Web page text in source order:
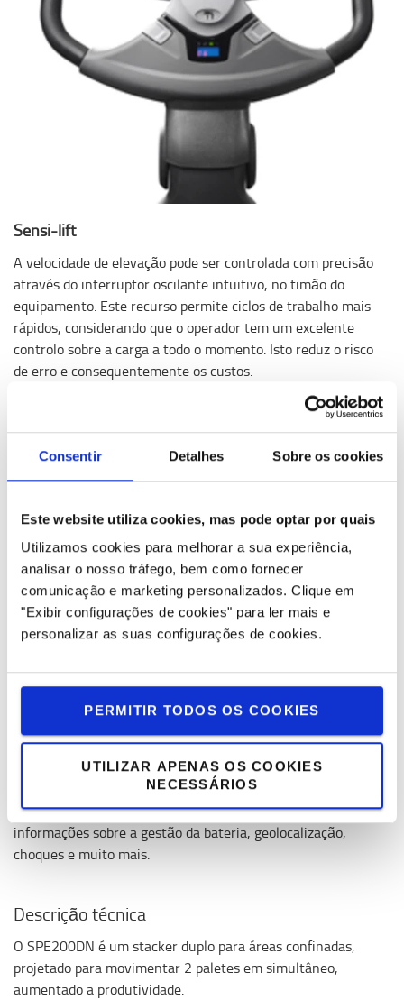
Consentir Detalhes Sobre os cookies
Este website utiliza cookies, mas pode optar por quais
Utilizamos cookies para melhorar a sua experiência,
analisar o nosso tráfego, bem como fornecer
comunicação e marketing personalizados. Clique em
"Exibir configurações de cookies" para ler mais e
personalizar as suas configurações de cookies.
PERMITIR TODOS OS COOKIES
UTILIZAR APENAS OS COOKIES
NECESSÁRIOS
Sensi-lift
A velocidade de elevação pode ser controlada com precisão
através do interruptor oscilante intuitivo, no timão do
equipamento. Este recurso permite ciclos de trabalho mais
rápidos, considerando que o operador tem um excelente
controlo sobre a carga a todo o momento. Isto reduz o risco
de erro e consequentemente os custos.
Equipamento inteligente
Os equipamentos inteligentes vêm equipados de série com
hardware de telemática. Estes equipamentos podem ser
facilmente ligados ao I_Site da Toyota, oferecendo
informações sobre a gestão da bateria, geolocalização,
choques e muito mais.
Descrição técnica
O SPE200DN é um stacker duplo para áreas confinadas,
projetado para movimentar 2 paletes em simultâneo,
aumentado a produtividade.